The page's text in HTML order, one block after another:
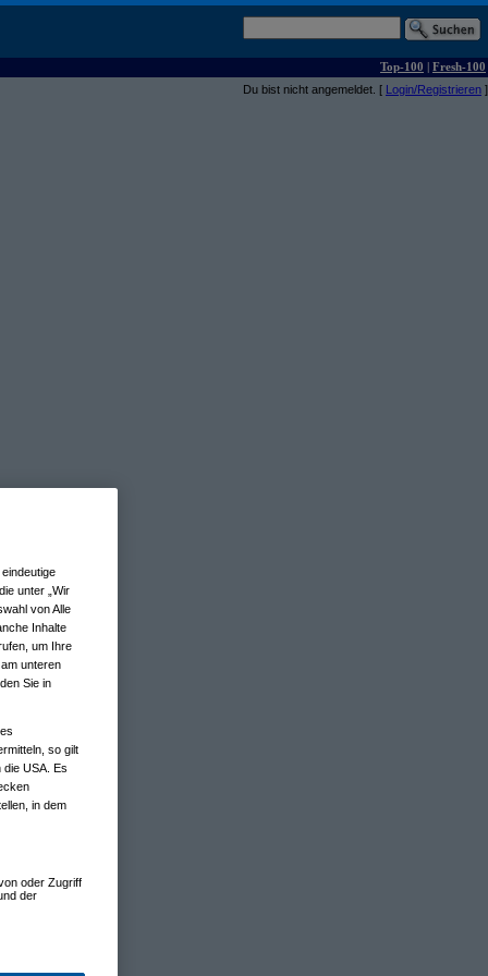
Top-100 | Fresh-100
Du bist nicht angemeldet. [ Login/Registrieren ]
unter „Wir
von Alle
Inhalte
um Ihre
unteren
Sie in
so gilt
die USA. Es
in dem
oder Zugriff
der